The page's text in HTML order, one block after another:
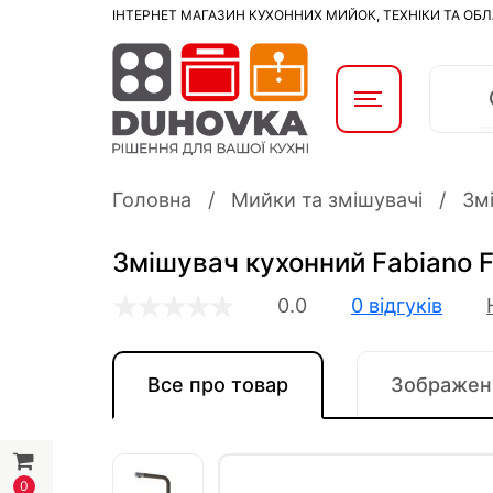
0
ІНТЕРНЕТ МАГАЗИН КУХОННИХ МИЙОК, ТЕХНІКИ ТА
Головна Мийки та змішувачі
Змішувач кухонний Fabiano
0.0 0 відгуків
Все про товар